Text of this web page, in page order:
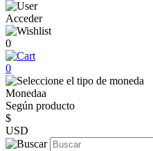
Acceder
0
0
Monedaa
Según producto
$
USD